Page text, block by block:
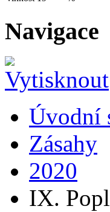
Navigace
Úvodní
Zásahy
2020
IX.